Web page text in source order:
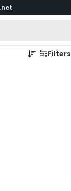
Filters